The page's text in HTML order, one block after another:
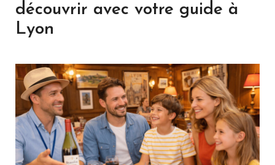
découvrir avec votre guide à
Lyon